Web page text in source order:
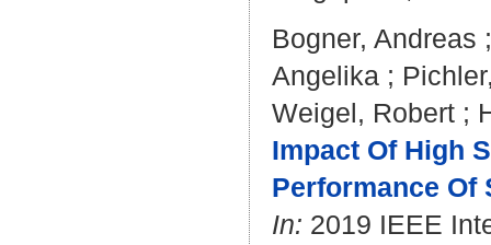
Bogner, Andreas
Angelika ;
Weigel, Robert ;
Impact Of High
Performance Of
In: 2019 IEEE